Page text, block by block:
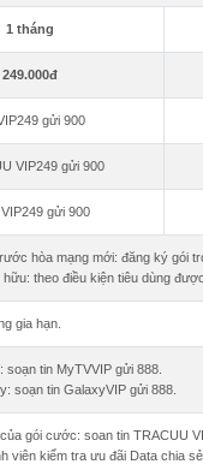
1 tháng
249.000đ
gửi 900
VIP249 gửi 900
VIP249 gửi 900
hòa mạng mới: đăng ký gói
theo điều kiện tiêu dùng
gia hạn.
soạn tin MyTVVIP gửi 888.
soạn tin GalaxyVIP gửi 888.
gói cước: soan tin TRACUU
viên kiểm tra ưu đãi Data chia